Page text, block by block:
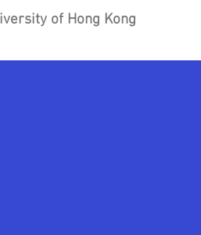
of Hong Kong